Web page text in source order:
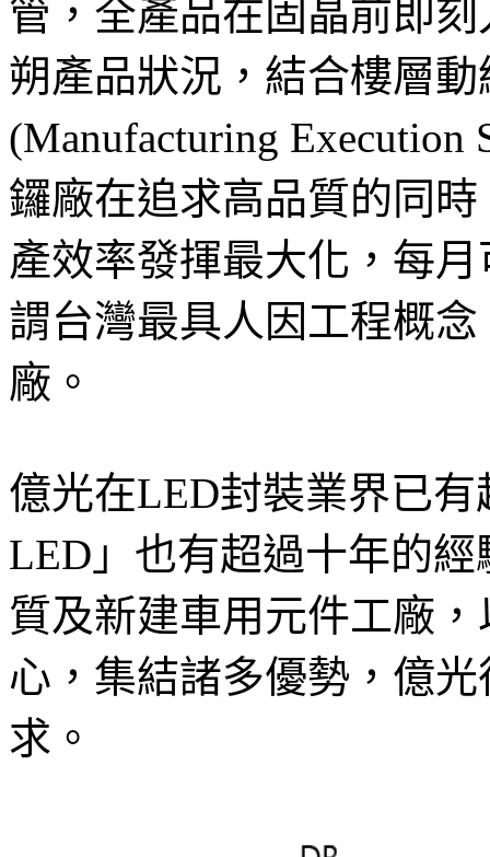
管，全產品在固晶前即
朔產品狀況，結合樓層
(Manufacturing
鑼廠在追求高品質的同
產效率發揮最大化，每
謂台灣最具人因工程概
廠。
億光在LED封裝業界已
LED」也有超過十年的
質及新建車用元件工廠
心，集結諸多優勢，億
求。